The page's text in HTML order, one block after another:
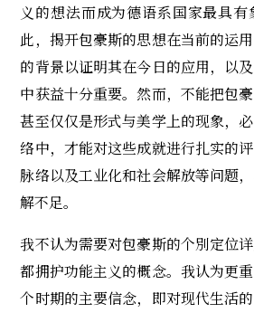
义的想法而成为德语系国家最具
此，揭开包豪斯的思想在当前的运
的背景以证明其在今日的应用，以
中获益十分重要。然而，不能把包
甚至仅仅是形式与美学上的现象，
络中，才能对这些成就进行扎实的
脉络以及工业化和社会解放等问题
解不足。
我不认为需要对包豪斯的个別定位
都拥护功能主义的概念。我认为更
个时期的主要信念，即对现代生活